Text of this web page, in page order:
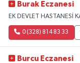
Burak Eczanesi
EK DEVLET HASTANESİ
0 (328) 814 83 33
Burcu Eczanesi